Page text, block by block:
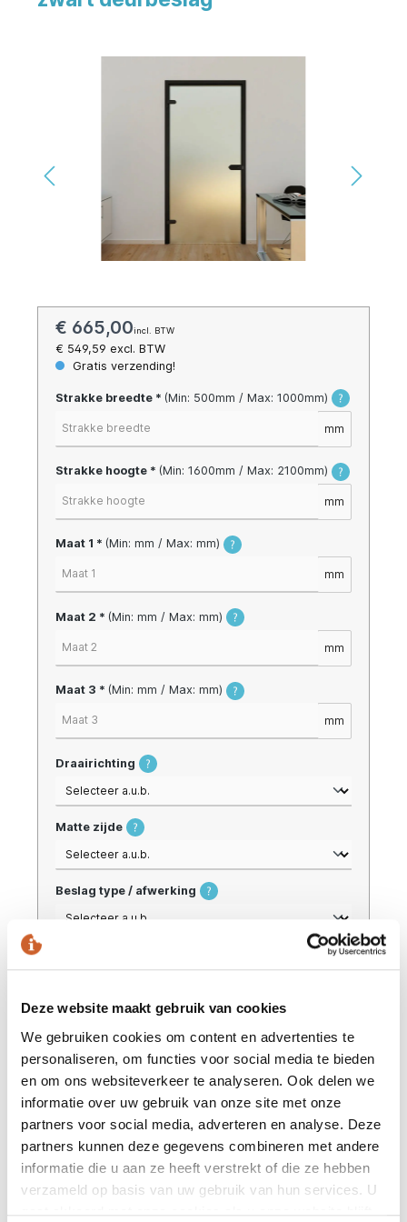
Deze website maakt gebruik van cookies
We gebruiken cookies om content en advertenties te
personaliseren, om functies voor social media te bieden
en om ons websiteverkeer te analyseren. Ook delen we
informatie over uw gebruik van onze site met onze
partners voor social media, adverteren en analyse. Deze
partners kunnen deze gegevens combineren met andere
informatie die u aan ze heeft verstrekt of die ze hebben
verzameld op basis van uw gebruik van hun services. U
€ 665,00incl. BTW
€ 549,59 excl. BTW
Gratis verzending!
Strakke breedte * (Min: 500mm / Max: 1000mm)
mm
Strakke hoogte * (Min: 1600mm / Max: 2100mm)
mm
Maat 1 * (Min: mm / Max: mm)
mm
Maat 2 * (Min: mm / Max: mm)
mm
Maat 3 * (Min: mm / Max: mm)
mm
Draairichting
Matte zijde
Beslag type / afwerking
Montage klaar service
Verpakken
In mijn winkelmand